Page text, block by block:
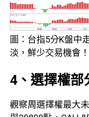
圖：台指5分K盤中
淡，鮮少交易機會！
4、選擇權部
觀察周選擇權最大